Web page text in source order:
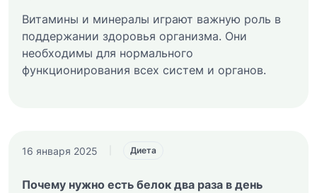
Витамины и минералы играют важную роль в
поддержании здоровья организма. Они
необходимы для нормального
функционирования всех систем и органов.
16 января 2025 Диета
Почему нужно есть белок два раза в день